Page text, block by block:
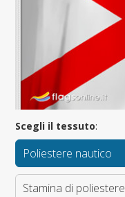
Scegli il tessuto:
Poliestere nautico
Stamina di poliestere